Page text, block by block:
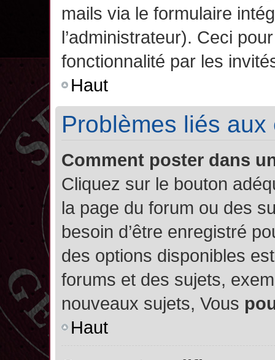
mails via le formulaire
l’administrateur). Ceci
fonctionnalité par les
Haut
Problèmes liés
Comment poster dans
Cliquez sur le bouton
la page du forum ou des
besoin d’être enregistré
des options disponibles
forums et des sujets,
nouveaux sujets, Vous
Haut